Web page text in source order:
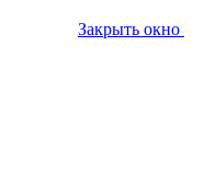
Закрыть окно